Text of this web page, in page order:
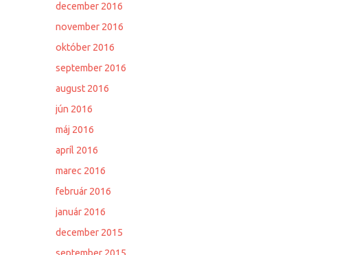
december 2016
november 2016
október 2016
september 2016
august 2016
jún 2016
máj 2016
apríl 2016
marec 2016
február 2016
január 2016
december 2015